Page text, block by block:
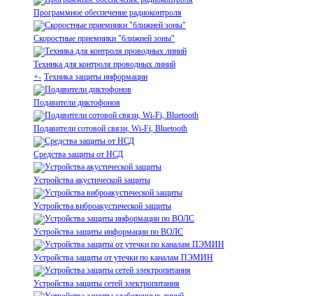
Программное обеспечение радиоконтроля
Скоростные приемники "ближней зоны"
Техника для контроля проводных линий
+- Техника защиты информации
Подавители диктофонов
Подавители сотовой связи, Wi-Fi, Bluetooth
Средства защиты от НСД
Устройства акустической защиты
Устройства виброакустической защиты
Устройства защиты информации по ВОЛС
Устройства защиты от утечки по каналам ПЭМИН
Устройства защиты сетей электропитания